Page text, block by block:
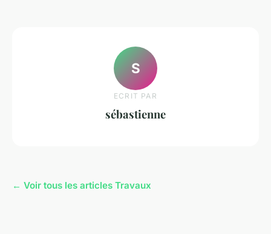
S
ECRIT PAR
sébastienne
← Voir tous les articles Travaux